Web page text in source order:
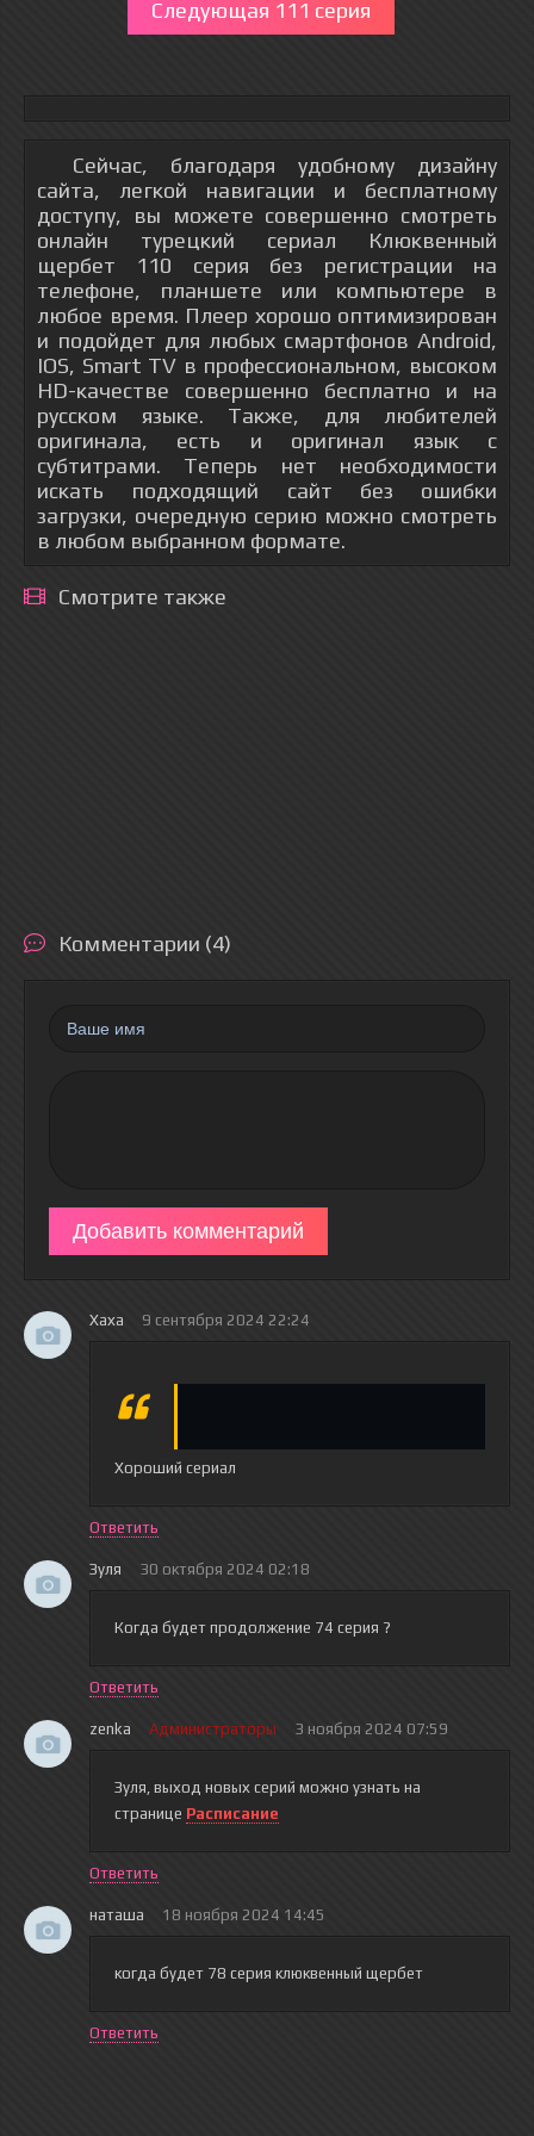
Следующая 111 серия
Сейчас, благодаря удобному дизайну
сайта, легкой навигации и бесплатному
доступу, вы можете совершенно смотреть
онлайн турецкий сериал Клюквенный
щербет 110 серия без регистрации на
телефоне, планшете или компьютере в
любое время. Плеер хорошо оптимизирован
и подойдет для любых смартфонов Android,
IOS, Smart TV в профессиональном, высоком
HD-качестве совершенно бесплатно и на
русском языке. Также, для любителей
оригинала, есть и оригинал язык с
субтитрами. Теперь нет необходимости
искать подходящий сайт без ошибки
загрузки, очередную серию можно смотреть
в любом выбранном формате.
Смотрите также
Комментарии (4)
Добавить комментарий
Хаха 9 сентября 2024 22:24
Хороший сериал
Ответить
Зуля 30 октября 2024 02:18
Когда будет продолжение 74 серия ?
Ответить
zenka Администраторы 3 ноября 2024 07:59
Зуля, выход новых серий можно узнать на
странице Расписание
Ответить
наташа 18 ноября 2024 14:45
когда будет 78 серия клюквенный щербет
Ответить